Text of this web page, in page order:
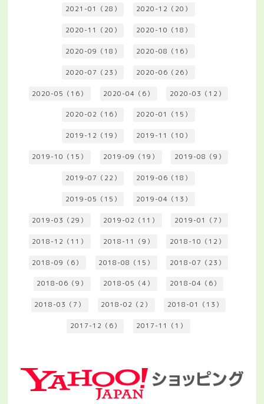
2021-01（28） 2020-12（20）
2020-11（20） 2020-10（18）
2020-09（18） 2020-08（16）
2020-07（23） 2020-06（26）
2020-05（16） 2020-04（6） 2020-03（12）
2020-02（16） 2020-01（15）
2019-12（19） 2019-11（10）
2019-10（15） 2019-09（19） 2019-08（9）
2019-07（22） 2019-06（18）
2019-05（15） 2019-04（13）
2019-03（29） 2019-02（11） 2019-01（7）
2018-12（11） 2018-11（9） 2018-10（12）
2018-09（6） 2018-08（15） 2018-07（23）
2018-06（9） 2018-05（4） 2018-04（6）
2018-03（7） 2018-02（2） 2018-01（13）
2017-12（6） 2017-11（1）